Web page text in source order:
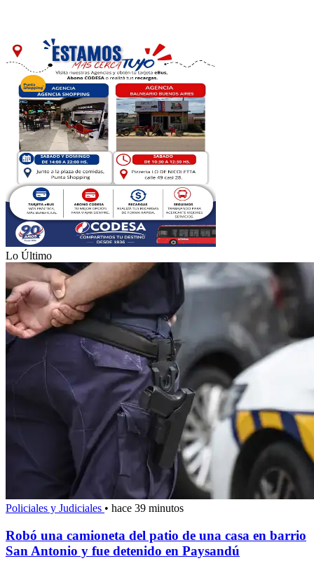
Lo Último
Policiales y Judiciales • hace 39 minutos
Robó una camioneta del patio de una casa en barrio
San Antonio y fue detenido en Paysandú